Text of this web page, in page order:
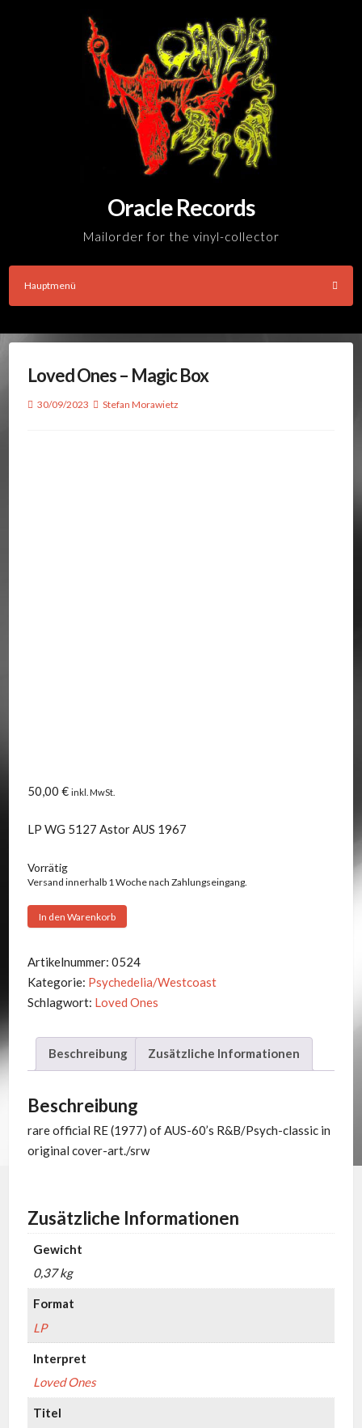
Oracle Records
Mailorder for the vinyl-collector
Hauptmenü
Loved Ones – Magic Box
30/09/2023 Stefan Morawietz
50,00 € inkl. MwSt.
LP WG 5127 Astor AUS 1967
Vorrätig
Versand innerhalb 1 Woche nach Zahlungseingang.
Loved
-
Magic
Box
In den Warenkorb
Artikelnummer: 0524
Kategorie: Psychedelia/Westcoast
Schlagwort: Loved Ones
Beschreibung Zusätzliche Informationen
Beschreibung
rare official RE (1977) of AUS-60’s R&B/Psych-classic in
original cover-art./srw
Zusätzliche Informationen
Gewicht
0,37 kg
Format
LP
Interpret
Loved Ones
Titel